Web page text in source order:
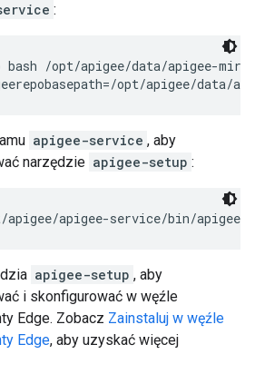
:
bash /opt/apigee/data/apigee-
opt/apigee/data/
apigee-service , aby
narzędzie apigee-setup :
apigee/apigee-service/bin/
apigee-setup , aby
i skonfigurować w węźle
Edge. Zobacz Zainstaluj w węźle
Edge, aby uzyskać więcej